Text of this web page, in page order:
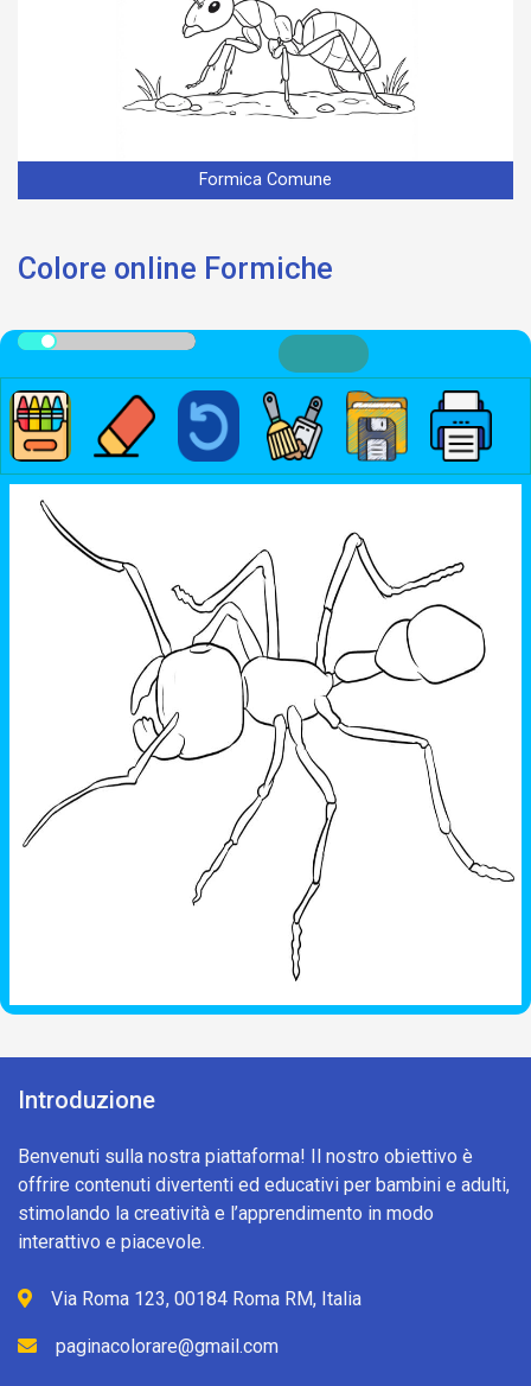
Formica Comune
Colore online Formiche
Introduzione
Benvenuti sulla nostra piattaforma! Il nostro obiettivo è
offrire contenuti divertenti ed educativi per bambini e adulti,
stimolando la creatività e l’apprendimento in modo
interattivo e piacevole.
Via Roma 123, 00184 Roma RM, Italia
paginacolorare@gmail.com